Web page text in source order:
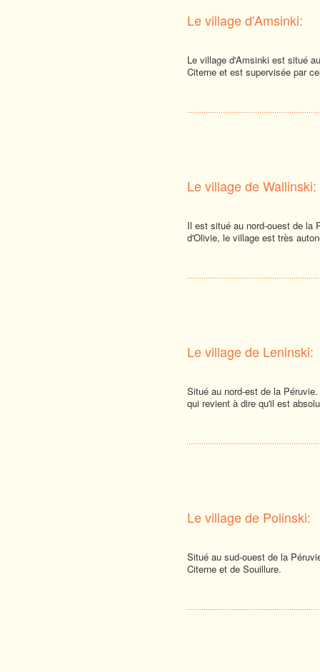
Le village d'Amsinki:
Le village d'Amsinki est situé
Citerne et est supervisée par
Le village de Wallinski:
Il est situé au nord-ouest de la
d'Olivie, le village est très
Le village de Leninski:
Situé au nord-est de la
qui revient à dire qu'il est
Le village de Polinski:
Situé au sud-ouest de la
Citerne et de Souillure.